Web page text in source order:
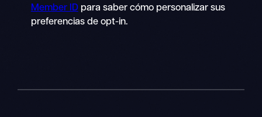
Member IDpara saber cómo personalizar sus
preferencias de opt-in.